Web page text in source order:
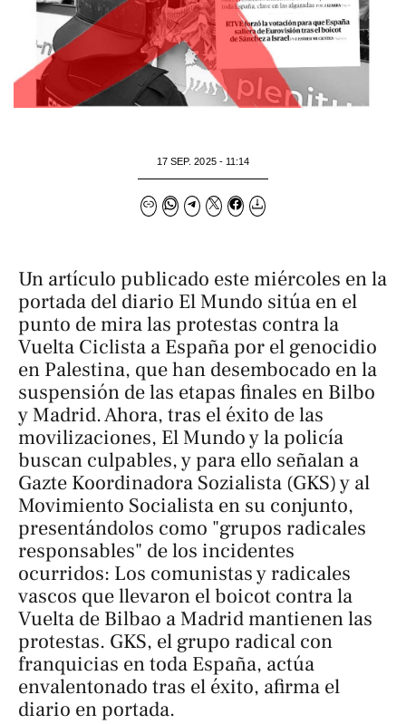
17 SEP. 2025 - 11:14
Un artículo publicado este miércoles en la
portada del diario El Mundo sitúa en el
punto de mira las protestas contra la
Vuelta Ciclista a España por el genocidio
en Palestina, que han desembocado en la
suspensión de las etapas finales en Bilbo
y Madrid. Ahora, tras el éxito de las
movilizaciones, El Mundo y la policía
buscan culpables, y para ello señalan a
Gazte Koordinadora Sozialista (GKS) y al
Movimiento Socialista en su conjunto,
presentándolos como "grupos radicales
responsables" de los incidentes
ocurridos: Los comunistas y radicales
vascos que llevaron el boicot contra la
Vuelta de Bilbao a Madrid mantienen las
protestas. GKS, el grupo radical con
franquicias en toda España, actúa
envalentonado tras el éxito, afirma el
diario en portada.